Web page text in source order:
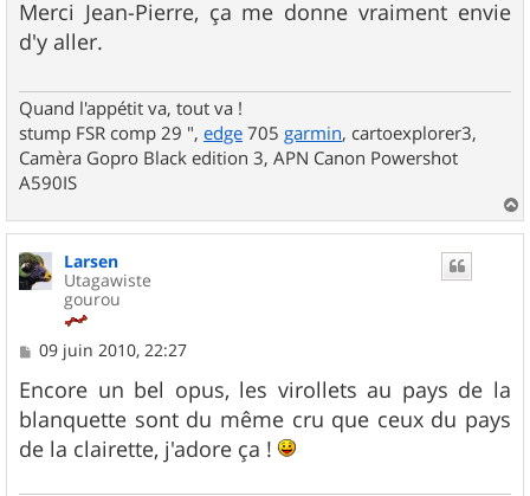
s
s
a
Merci Jean-Pierre, ça me donne vraiment envie
d'y aller.
Quand l'appétit va, tout va !
stump FSR comp 29 ", edge 705 garmin, cartoexplorer3,
Camèra Gopro Black edition 3, APN Canon Powershot
A590IS
a
Larsen
Utagawiste
gourou
M
s
s
a
g
e
09 juin 2010, 22:27
Encore un bel opus, les virollets au pays de la
blanquette sont du même cru que ceux du pays
de la clairette, j'adore ça !